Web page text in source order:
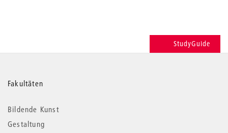
StudyGuide
Weitere
Informationen
Fakultäten
Bildende Kunst
Gestaltung